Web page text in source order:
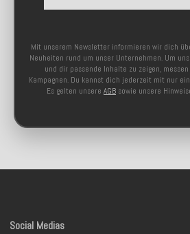
Mit unserem Newsletter informieren wir dich
Neuheiten rund um unser Unternehmen. Um
und dir passende Inhalte zu zeigen,
Kampagnen. Du kannst dich jederzeit mit nur
Es gelten unsere AGB sowie unsere
Social Medias